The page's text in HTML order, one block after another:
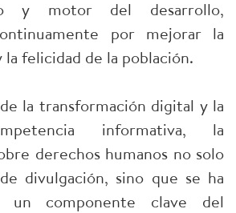
y motor del desarrollo,
por mejorar la
la felicidad de la población.
la transformación digital y la
informativa, la
derechos humanos no solo
divulgación, sino que se ha
un componente clave del